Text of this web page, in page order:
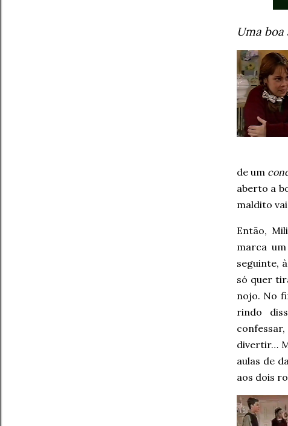
Uma boa
de um
aberto a
maldito
Então,
marca
seguinte,
só quer
nojo. No
rindo
divertir…
aulas de
aos dois